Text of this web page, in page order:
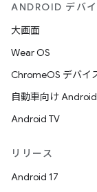
ANDROID デバ
大画面
Wear OS
ChromeOS デバイ
自動車向け Android
Android TV
リリース
Android 17